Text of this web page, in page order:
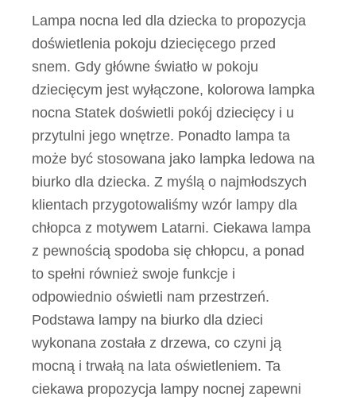
Lampa nocna led dla dziecka to propozycja
doświetlenia pokoju dziecięcego przed
snem. Gdy główne światło w pokoju
dziecięcym jest wyłączone, kolorowa lampka
nocna Statek doświetli pokój dziecięcy i u
przytulni jego wnętrze. Ponadto lampa ta
może być stosowana jako lampka ledowa na
biurko dla dziecka. Z myślą o najmłodszych
klientach przygotowaliśmy wzór lampy dla
chłopca z motywem Latarni. Ciekawa lampa
z pewnością spodoba się chłopcu, a ponad
to spełni również swoje funkcje i
odpowiednio oświetli nam przestrzeń.
Podstawa lampy na biurko dla dzieci
wykonana została z drzewa, co czyni ją
mocną i trwałą na lata oświetleniem. Ta
ciekawa propozycja lampy nocnej zapewni